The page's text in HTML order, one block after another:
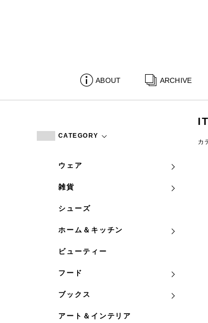
ABOUT ARCHIVE
CATEGORY
ウェア
雑貨
シューズ
ホーム＆キッチン
ビューティー
フード
ブックス
アート＆インテリア
カ